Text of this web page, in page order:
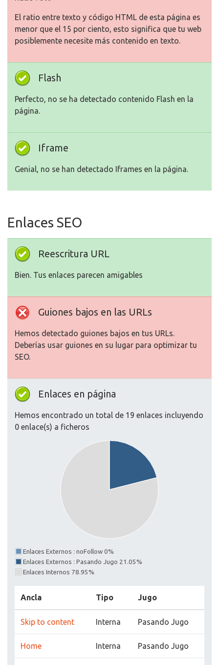
El ratio entre texto y código HTML de esta página es
menor que el 15 por ciento, esto significa que tu web
posiblemente necesite más contenido en texto.
Flash
Perfecto, no se ha detectado contenido Flash en la
página.
Iframe
Genial, no se han detectado Iframes en la página.
Enlaces SEO
Reescritura URL
Bien. Tus enlaces parecen amigables
Guiones bajos en las URLs
Hemos detectado guiones bajos en tus URLs.
Deberías usar guiones en su lugar para optimizar tu
SEO.
Enlaces en página
Hemos encontrado un total de 19 enlaces incluyendo
0 enlace(s) a ficheros
Enlaces Externos : noFollow 0%
Enlaces Externos : Pasando Jugo 21.05%
Enlaces Internos 78.95%
Ancla Tipo Jugo
Skip to content Interna Pasando Jugo
Home Interna Pasando Jugo